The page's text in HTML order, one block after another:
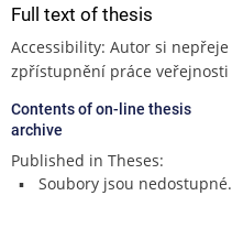
Full text of thesis
Accessibility: Autor si nepřeje
zpřístupnění práce veřejnosti
Contents of on-line thesis
archive
Published in Theses:
Soubory jsou nedostupné.